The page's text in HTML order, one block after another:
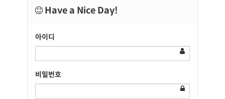
Have a Nice Day!
아이디
비밀번호